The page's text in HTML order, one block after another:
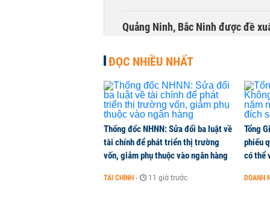
Quảng Ninh, Bắc Ninh được đề
ĐỌC NHIỀU NHẤT
Thống đốc NHNN: Sửa đổi ba luật về
tài chính để phát triển thị trường
vốn, giảm phụ thuộc vào ngân hàng
TÀI CHÍNH - 11 giờ trước
Tổng
phiếu
có thể
DOANH